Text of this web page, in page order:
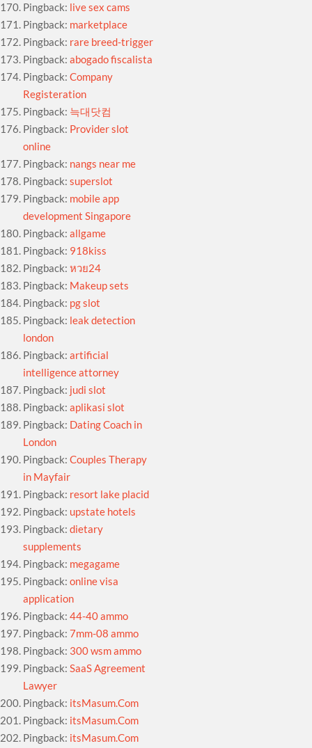
Pingback: live sex cams
Pingback: marketplace
Pingback: rare breed-trigger
Pingback:abogado fiscalista
Pingback:Company
Registeration
Pingback: 늑대닷컴
Pingback: Provider slot
online
Pingback: nangs near me
Pingback:superslot
Pingback: mobile app
development Singapore
Pingback:allgame
Pingback: 918kiss
Pingback:หวย24
Pingback: Makeup sets
Pingback: pg slot
Pingback: leak detection
london
Pingback:artificial
intelligence attorney
Pingback: judi slot
Pingback:aplikasi slot
Pingback: Dating Coach in
London
Pingback:Couples Therapy
in Mayfair
Pingback: resort lake placid
Pingback: upstate hotels
Pingback:dietary
supplements
Pingback: megagame
Pingback:online visa
application
Pingback:44-40 ammo
Pingback:7mm-08 ammo
Pingback: 300 wsm ammo
Pingback:SaaS Agreement
Lawyer
Pingback: itsMasum.Com
Pingback: itsMasum.Com
Pingback: itsMasum.Com